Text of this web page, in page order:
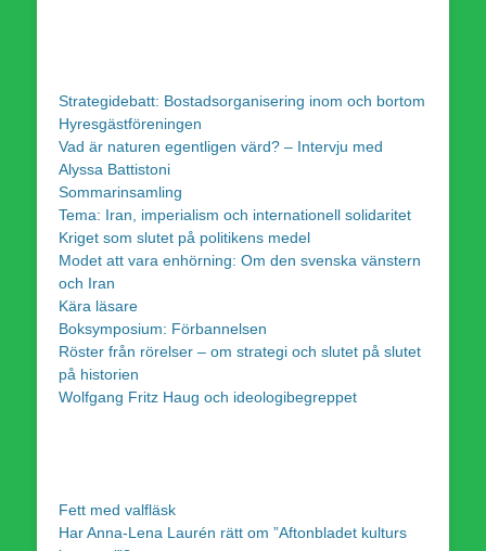
Strategidebatt: Bostadsorganisering inom och bortom
Hyresgästföreningen
Vad är naturen egentligen värd? – Intervju med
Alyssa Battistoni
Sommarinsamling
Tema: Iran, imperialism och internationell solidaritet
Kriget som slutet på politikens medel
Modet att vara enhörning: Om den svenska vänstern
och Iran
Kära läsare
Boksymposium: Förbannelsen
Röster från rörelser – om strategi och slutet på slutet
på historien
Wolfgang Fritz Haug och ideologibegreppet
Fett med valfläsk
Har Anna-Lena Laurén rätt om ”Aftonbladet kulturs